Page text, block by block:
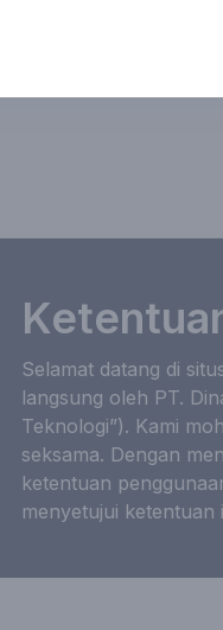
Selamat datang di
langsung oleh PT.
Teknologi”). Kami
seksama. Dengan
ketentuan
menyetujui